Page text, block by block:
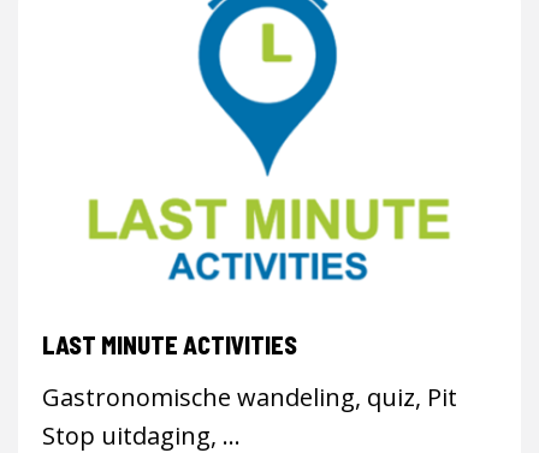
LAST MINUTE ACTIVITIES
Gastronomische wandeling, quiz, Pit
Stop uitdaging, ...